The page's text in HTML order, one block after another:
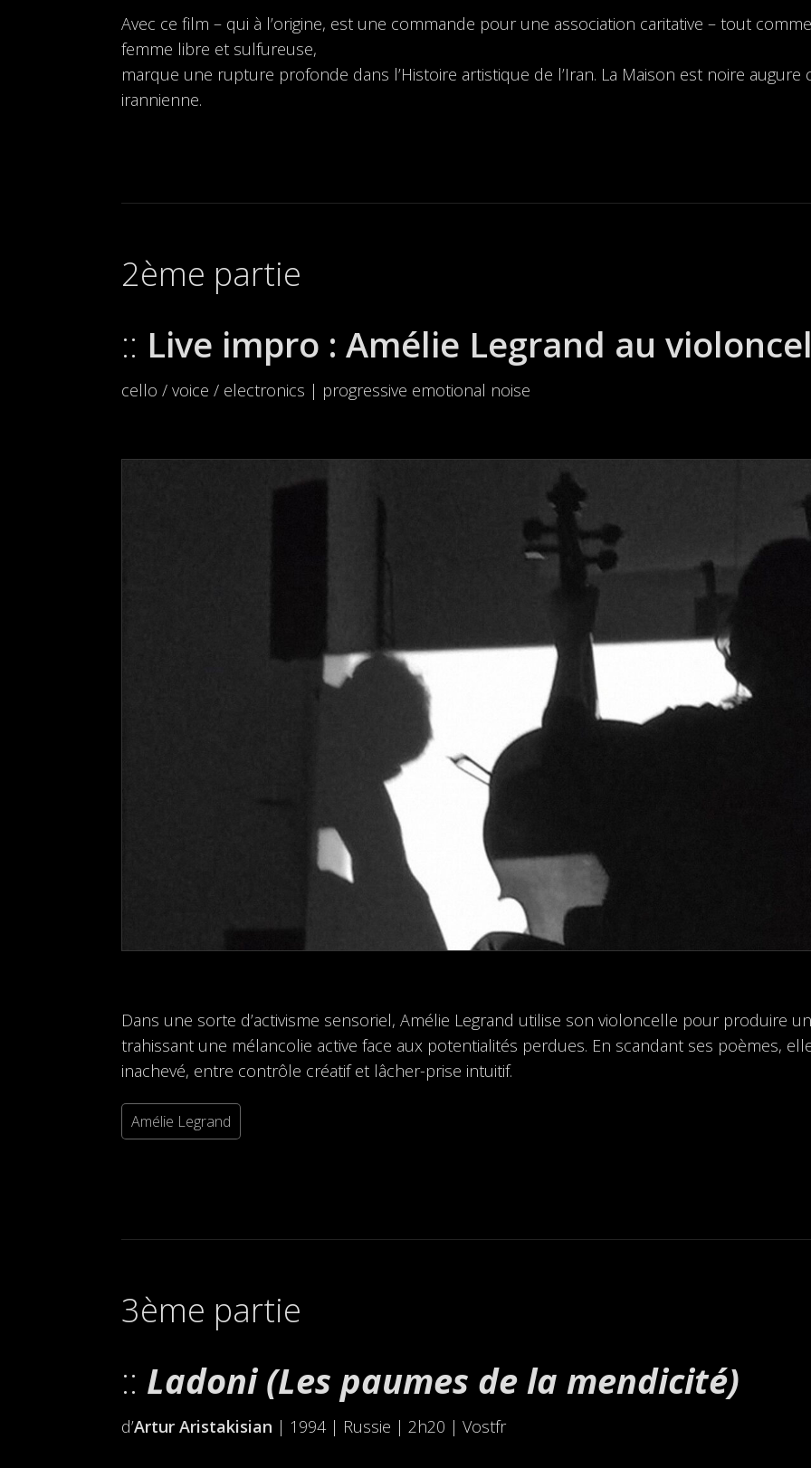
Avec ce film – qui à l’origine, est une commande pour une association caritative – tout
femme libre et sulfureuse,
marque une rupture profonde dans l’Histoire artistique de l’Iran. La Maison est noire augure
irannienne.
2ème partie
Live impro : Amélie Legrand au
cello / voice / electronics | progressive emotional noise
Dans une sorte d’activisme sensoriel, Amélie Legrand utilise son violoncelle pour produire
trahissant une mélancolie active face aux potentialités perdues. En scandant ses poèmes,
inachevé, entre contrôle créatif et lâcher-prise intuitif.
Amélie Legrand
3ème partie
Ladoni (Les paumes de la mendicité)
d’Artur Aristakisian | 1994 | Russie | 2h20 | Vostfr